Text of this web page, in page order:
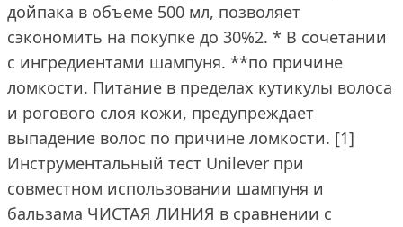
дойпака в объеме 500 мл, позволяет
сэкономить на покупке до 30%2. * В сочетании
с ингредиентами шампуня. **по причине
ломкости. Питание в пределах кутикулы волоса
и рогового слоя кожи, предупреждает
выпадение волос по причине ломкости. [1]
Инструментальный тест Unilever при
совместном использовании шампуня и
бальзама ЧИСТАЯ ЛИНИЯ в сравнении с